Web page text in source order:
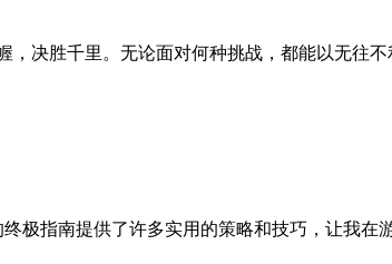
决胜千里。无论面对何种挑战，都能以无往不
极指南提供了许多实用的策略和技巧，让我在